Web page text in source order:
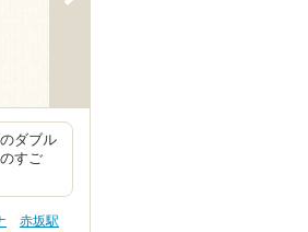
ダブル
すご
赤坂駅